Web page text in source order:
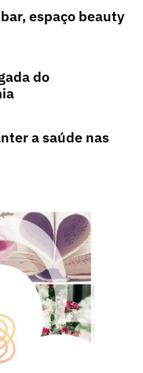
espaço beauty
do
a saúde nas